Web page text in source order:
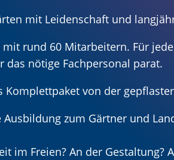
mit Leidenschaft und
rund 60 Mitarbeitern. Für
das nötige Fachpersonal parat.
Komplettpaket von der
zum Gärtner und
im Freien? An der